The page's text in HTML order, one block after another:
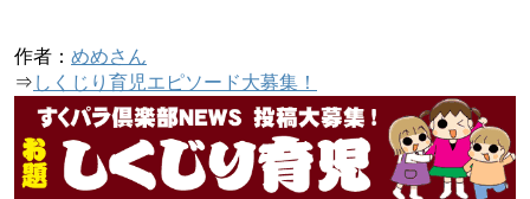
作者： めめさん
⇒ しくじり育児エピソード大募集！